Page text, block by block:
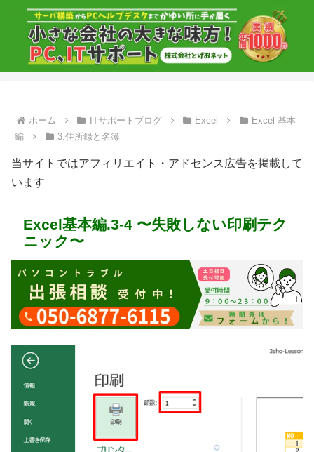
ホーム ITサポートブログ Excel
Excel 基本
編
3.住所録と名簿
当サイトではアフィリエイト・アドセンス広告を掲載して
います
Excel基本編.3-4 〜失敗しない印刷テク
ニック〜